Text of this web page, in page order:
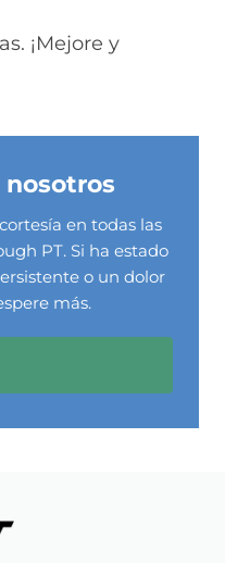
¡Mejore y
nosotros
en todas las
PT. Si ha estado
o un dolor
más.